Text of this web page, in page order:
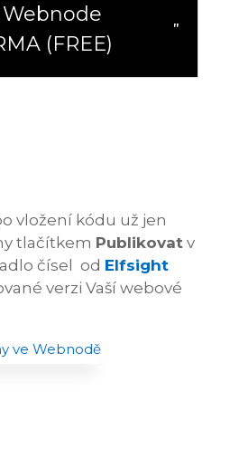
(FREE)
vložení kódu už jen
tlačítkem Publikovatv
čísel od Elfsight
verzi Vaší webové